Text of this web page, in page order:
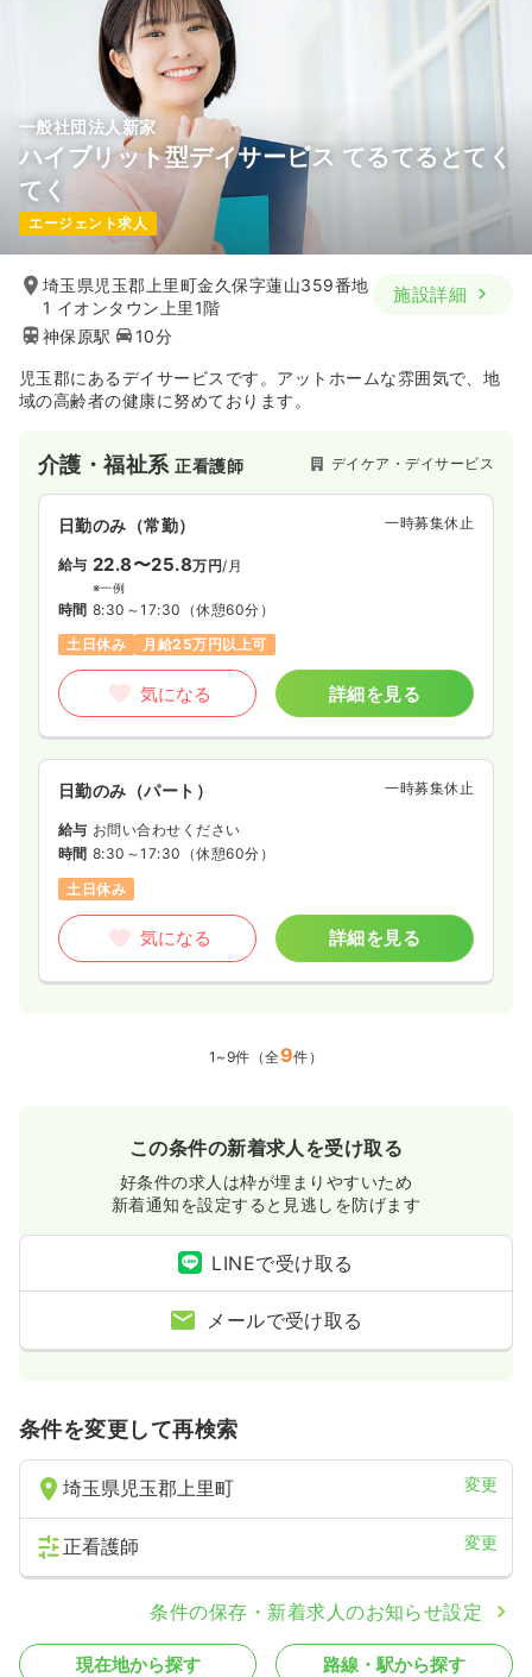
一般社団法人新家
ハイブリット型デイサービス てるてるとてく
てく
エージェント求人
埼玉県児玉郡上里町金久保字蓮山359番地
1 イオンタウン上里1階
神保原駅
10分
施設詳細
児玉郡にあるデイサービスです。アットホームな雰囲気で、地
域の高齢者の健康に努めております。
介護・福祉系正看護師 デイケア・デイサービス
日勤のみ（常勤） 一時募集休止
給与 22.8〜25.8万円/月
※一例
時間 8:30～17:30 （休憩60分）
土日休み
月給25万円以上可
気になる 詳細を見る
日勤のみ（パート） 一時募集休止
給与 お問い合わせください
時間 8:30～17:30 （休憩60分）
土日休み
気になる 詳細を見る
1~9件（全9件）
この条件の新着求人を受け取る
好条件の求人は枠が埋まりやすいため
新着通知を設定すると見逃しを防げます
LINEで受け取る
メールで受け取る
条件を変更して再検索
埼玉県児玉郡上里町 変更
正看護師 変更
条件の保存・新着求人のお知らせ設定
現在地から探す 路線・駅から探す